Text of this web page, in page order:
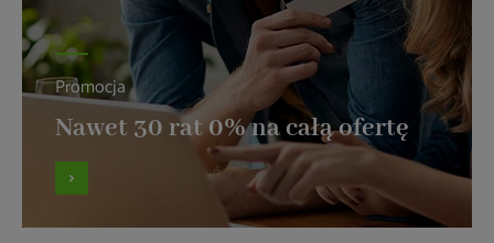
Promocja
Nawet 30 rat 0% na całą ofertę